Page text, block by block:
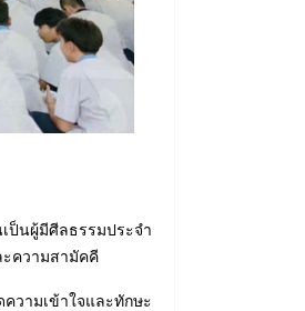
ป็นผู้มีศีลธรรมประจำ
ความสามัคคี
วามเข้าใจและทักษะ